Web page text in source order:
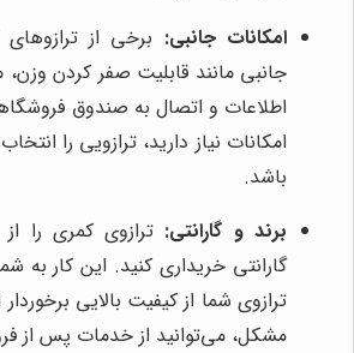
امکانات جانبی: برخی از
جانبی مانند قابلیت صفر کردن
اطلاعات و اتصال به صندوق
امکانات نیاز دارید، ترازویی را
باشد.
برند و گارانتی: ترازوی کمری را
گارانتی خریداری کنید. این کار به
ترازوی شما از کیفیت بالایی
مشکل، می‌توانید از خدمات پس از